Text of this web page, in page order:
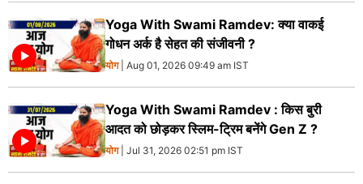
Yoga With Swami Ramdev: क्या वाकई
गोधन अर्क है सेहत की संजीवनी ?
योग| Aug 01, 2026 09:49 am IST
Yoga With Swami Ramdev : किस बुरी
आदत को छोड़कर स्लिम-ट्रिम बनेंगे Gen Z ?
योग| Jul 31, 2026 02:51 pm IST